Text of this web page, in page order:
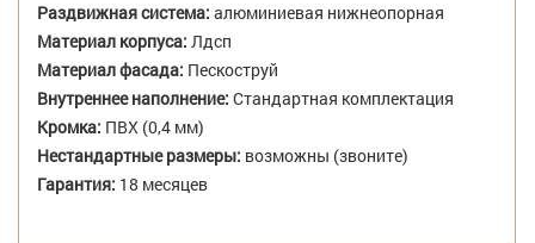
Раздвижная система: алюминиевая нижнеопорная
Материал корпуса: Лдсп
Материал фасада: Пескоструй
Внутреннее наполнение: Стандартная комплектация
Кромка: ПВХ (0,4 мм)
Нестандартные размеры: возможны (звоните)
Гарантия: 18 месяцев